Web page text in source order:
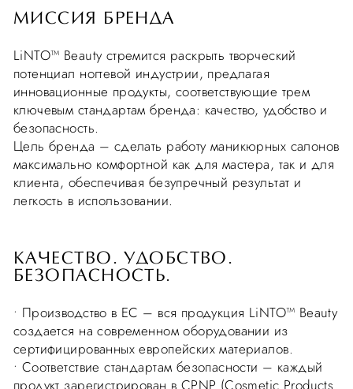
МИССИЯ БРЕНДА
LiNTO™ Beauty стремится раскрыть творческий
потенциал ногтевой индустрии, предлагая
инновационные продукты, соответствующие трем
ключевым стандартам бренда: качество, удобство и
безопасность.
Цель бренда – сделать работу маникюрных салонов
максимально комфортной как для мастера, так и для
клиента, обеспечивая безупречный результат и
легкость в использовании.
КАЧЕСТВО. УДОБСТВО.
БЕЗОПАСНОСТЬ.
• Производство в ЕС – вся продукция LiNTO™ Beauty
создается на современном оборудовании из
сертифицированных европейских материалов.
• Соответствие стандартам безопасности – каждый
продукт зарегистрирован в CPNP (Cosmetic Products